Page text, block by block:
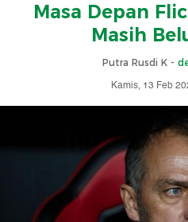
Masa Depan
Masih
Putra Rusdi K -
Kamis, 13 Feb